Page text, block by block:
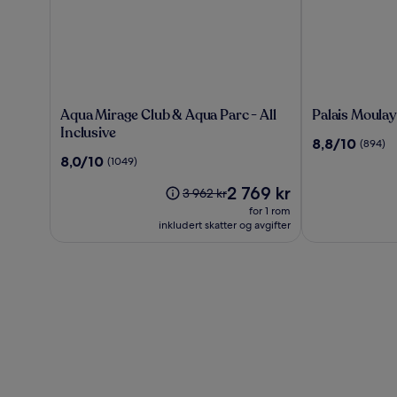
Aqua
Mirage
&
Aqua Mirage Club & Aqua Parc - All
Inclusive
8.0
8,0/10 (1049)
Prisen
3 962 kr.
3 962 krPrisen
2 769 kr
2 769 kr
for 1 rom
inkludert skatter og avgifter
Palais
Said
Palais
8.8
8,8/10 (894)